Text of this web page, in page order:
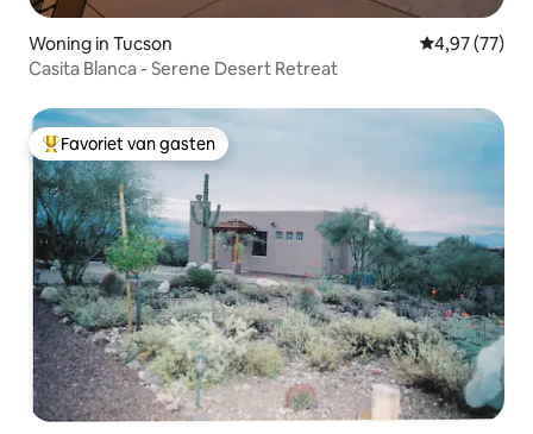
Woning in Tucson Gemiddelde
4,97 (77)
Casita Blanca - Serene Desert Retreat
Topfavoriet van gasten
Favoriet van gasten